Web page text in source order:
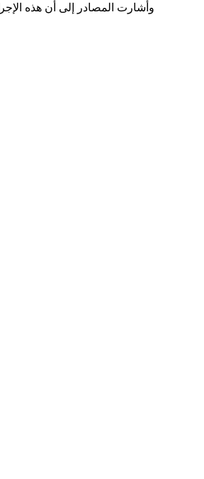
وأشارت المصادر إلى أن هذه